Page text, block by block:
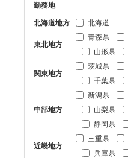
勤務地
北海道地方
北海道
東北地方
青森県
山形県
関東地方
茨城県
千葉県
中部地方
新潟県
山梨県
静岡県
近畿地方
三重県
兵庫県